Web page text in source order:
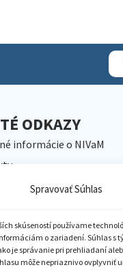
Spravovať Súhlas
skúseností používame
o zariadení. Súhlas s
je správanie pri prehliadaní
môže nepriaznivo ovplyvniť
ODKAZY
informácie o NIVaM
NIVaM
inštitúcie